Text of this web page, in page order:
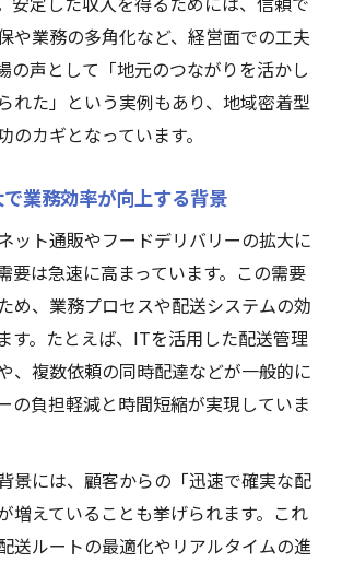
や業務の多角化など、経営面での工夫
の声として「地元のつながりを活かし
れた」という実例もあり、地域密着型
のカギとなっています。
業務効率が向上する背景
ット通販やフードデリバリーの拡大に
要は急速に高まっています。この需要
め、業務プロセスや配送システムの効
す。たとえば、ITを活用した配送管理
、複数依頼の同時配達などが一般的に
の負担軽減と時間短縮が実現していま
景には、顧客からの「迅速で確実な配
増えていることも挙げられます。これ
送ルートの最適化やリアルタイムの進